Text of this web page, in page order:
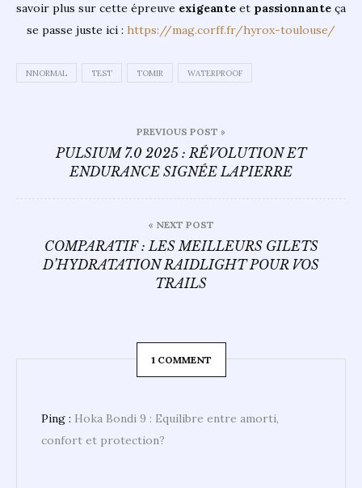
savoir plus sur cette épreuve exigeante et passionnante ça
se passe juste ici : https://mag.corff.fr/hyrox-toulouse/
NNORMAL TEST TOMIR WATERPROOF
l’article
PREVIOUS POST »
PULSIUM 7.0 2025 : RÉVOLUTION ET
ENDURANCE SIGNÉE LAPIERRE
« NEXT POST
COMPARATIF : LES MEILLEURS GILETS
D’HYDRATATION RAIDLIGHT POUR VOS
TRAILS
1 COMMENT
Ping : Hoka Bondi 9 : Equilibre entre amorti,
confort et protection?